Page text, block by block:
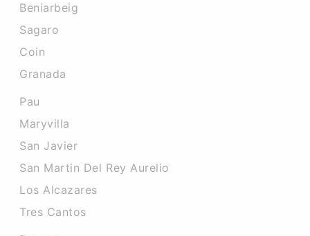
Beniarbeig
Sagaro
Coin
Granada
Pau
Maryvilla
San Javier
San Martin Del Rey Aurelio
Los Alcazares
Tres Cantos